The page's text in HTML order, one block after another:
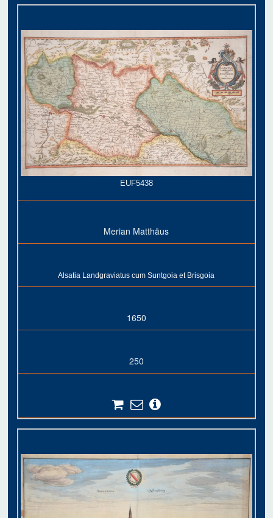
EUF5438
Merian Matthäus
Alsatia Landgraviatus cum Suntgoia et Brisgoia
1650
250